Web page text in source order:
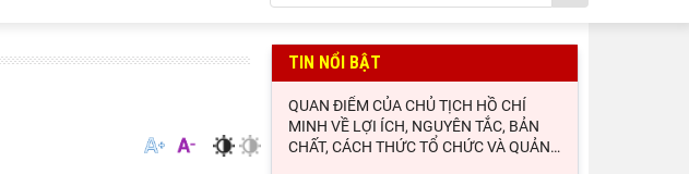
TIN NỔI BẬT
QUAN ĐIỂM CỦA CHỦ TỊCH HỒ CHÍ
MINH VỀ LỢI ÍCH, NGUYÊN TẮC, BẢN
CHẤT, CÁCH THỨC TỔ CHỨC VÀ QUẢN…